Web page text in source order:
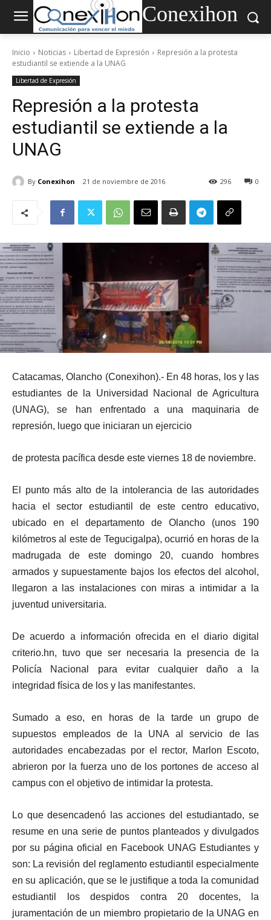
Conexihon
Inicio Noticias Libertad de Expresión
Represión a la protesta
estudiantil se extiende a la UNAG
Libertad de Expresión
Represión a la protesta
estudiantil se extiende a la
UNAG
By Conexihon 21 de noviembre de 2016 0
296
Catacamas, Olancho (Conexihon).- En 48 horas, los y las
estudiantes de la Universidad Nacional de Agricultura
(UNAG), se han enfrentado a una maquinaria de
represión, luego que iniciaran un ejercicio
de protesta pacífica desde este viernes 18 de noviembre.
El punto más alto de la intolerancia de las autoridades
hacia el sector estudiantil de este centro educativo,
ubicado en el departamento de Olancho (unos 190
kilómetros al este de Tegucigalpa), ocurrió en horas de la
madrugada de este domingo 20, cuando hombres
armados y supuestamente bajos los efectos del alcohol,
llegaron a las instalaciones con miras a intimidar a la
juventud universitaria.
De acuerdo a información ofrecida en el diario digital
criterio.hn, tuvo que ser necesaria la presencia de la
Policía Nacional para evitar cualquier daño a la
integridad física de los y las manifestantes.
Sumado a eso, en horas de la tarde un grupo de
supuestos empleados de la UNA al servicio de las
autoridades encabezadas por el rector, Marlon Escoto,
abrieron por la fuerza uno de los portones de acceso al
campus con el objetivo de intimidar la protesta.
Lo que desencadenó las acciones del estudiantado, se
resume en una serie de puntos planteados y divulgados
por su página oficial en Facebook UNAG Estudiantes y
son: La revisión del reglamento estudiantil especialmente
en su aplicación, que se le justifique a toda la comunidad
estudiantil los despidos contra 20 docentes, la
juramentación de un miembro propietario de la UNAG en